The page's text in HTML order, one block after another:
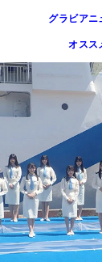
グラビアニ
オスス